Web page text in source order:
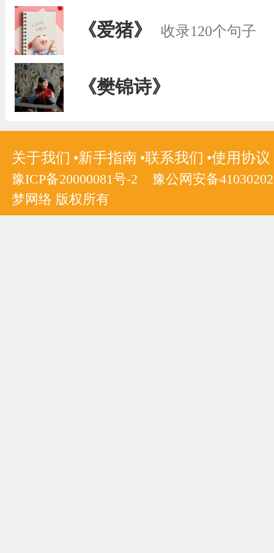
《爱猪》 收录120个句子
《樊锦诗》
关于我们 新手指南 联系我们 使用协议
豫ICP备20000081号-2
豫公网安备
梦网络 版权所有